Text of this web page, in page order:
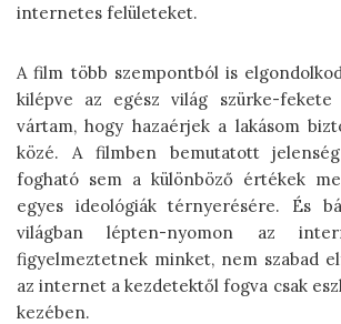
internetes felületeket.
A film több szempontból is
kilépve az egész világ szürke-
vártam, hogy hazaérjek a lakásom
közé. A filmben bemutatott
fogható sem a különböző értékek
egyes ideológiák térnyerésére. És
világban lépten-nyomon az
figyelmeztetnek minket, nem szabad
az internet a kezdetektől fogva csak
kezében.